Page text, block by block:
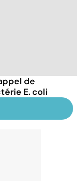
de
E. coli